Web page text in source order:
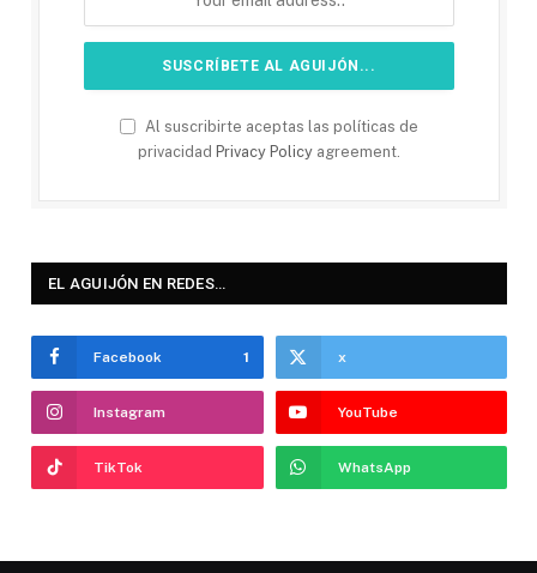
Al suscribirte aceptas las políticas de
privacidad Privacy Policy agreement.
EL AGUIJÓN EN REDES…
Facebook 1 x
Instagram YouTube
TikTok WhatsApp